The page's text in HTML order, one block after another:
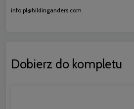
info.pl@hildinganders.com
Dobierz do kompletu